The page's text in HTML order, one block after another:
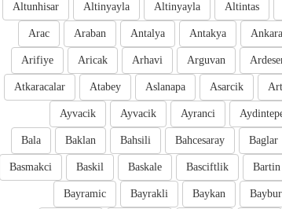
Altintas
Altinyayla
Altinyayla
Altunhisar
Ankara
Antakya
Antalya
Araban
Arac
Arguvan
Arhavi
Aricak
Arifiye
Asarcik
Aslanapa
Atabey
Atkaracalar
Ayranci
Ayvacik
Ayvacik
Baglar
Bahcesaray
Bahsili
Baklan
Bala
Bartin
Basciftlik
Baskale
Baskil
Basmakci
Baykan
Bayrakli
Bayramic